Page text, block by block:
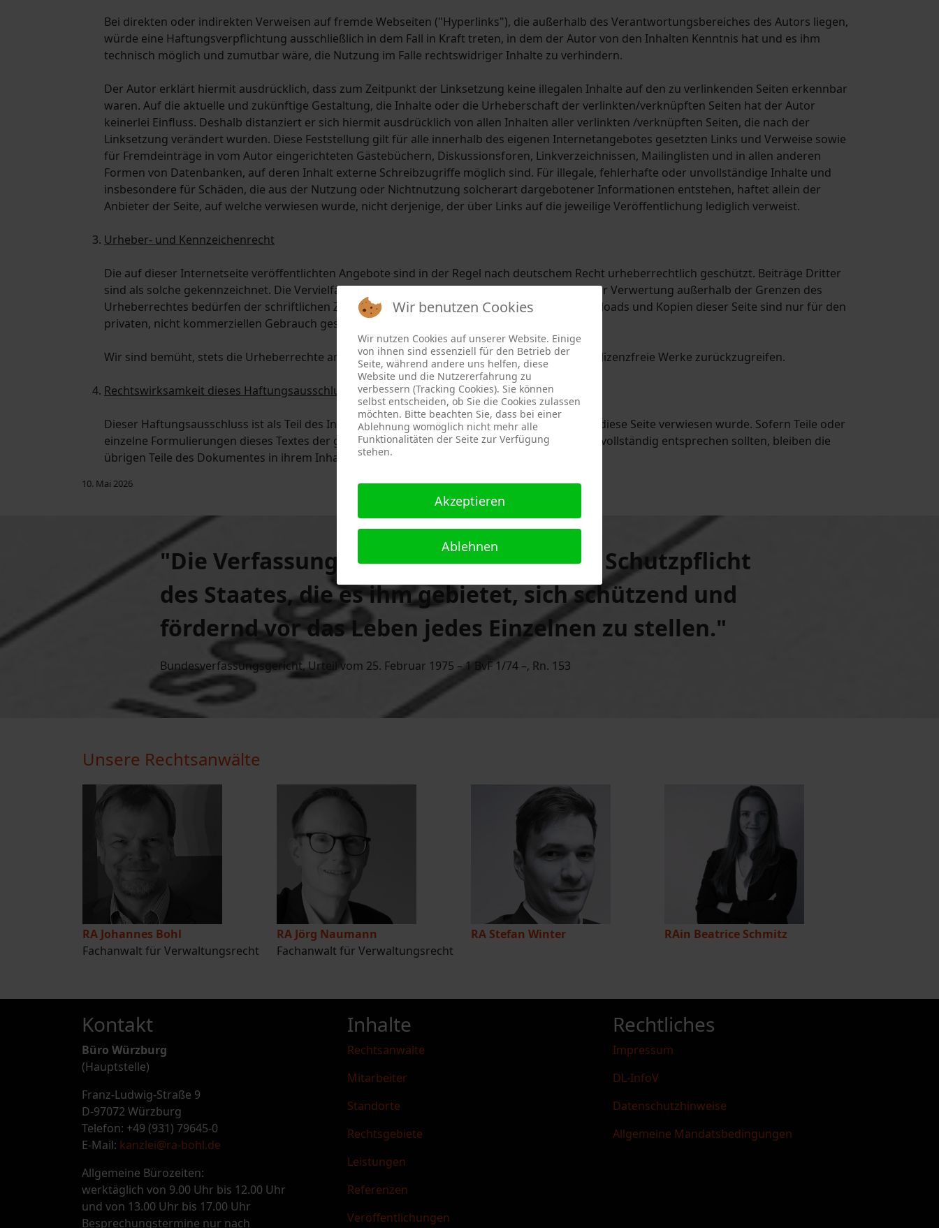
Bei direkten oder indirekten Verweisen auf fremde Webseiten ("Hyperlinks"), die außerhalb des Verantwortungsbereiches des Autors liegen,
würde eine Haftungsverpflichtung ausschließlich in dem Fall in Kraft treten, in dem der Autor von den Inhalten Kenntnis hat und es ihm
technisch möglich und zumutbar wäre, die Nutzung im Falle rechtswidriger Inhalte zu verhindern.
Der Autor erklärt hiermit ausdrücklich, dass zum Zeitpunkt der Linksetzung keine illegalen Inhalte auf den zu verlinkenden Seiten erkennbar
waren. Auf die aktuelle und zukünftige Gestaltung, die Inhalte oder die Urheberschaft der verlinkten/verknüpften Seiten hat der Autor
keinerlei Einfluss. Deshalb distanziert er sich hiermit ausdrücklich von allen Inhalten aller verlinkten /verknüpften Seiten, die nach der
Linksetzung verändert wurden. Diese Feststellung gilt für alle innerhalb des eigenen Internetangebotes gesetzten Links und Verweise sowie
für Fremdeinträge in vom Autor eingerichteten Gästebüchern, Diskussionsforen, Linkverzeichnissen, Mailinglisten und in allen anderen
Formen von Datenbanken, auf deren Inhalt externe Schreibzugriffe möglich sind. Für illegale, fehlerhafte oder unvollständige Inhalte und
insbesondere für Schäden, die aus der Nutzung oder Nichtnutzung solcherart dargebotener Informationen entstehen, haftet allein der
Anbieter der Seite, auf welche verwiesen wurde, nicht derjenige, der über Links auf die jeweilige Veröffentlichung lediglich verweist.
Urheber- und Kennzeichenrecht
Die auf dieser Internetseite veröffentlichten Angebote sind in der Regel nach deutschem Recht urheberrechtlich geschützt. Beiträge Dritter
sind als solche gekennzeichnet. Die Vervielfältigung, Bearbeitung, Verbreitung und jede Art der Verwertung außerhalb der Grenzen des
Urheberrechtes bedürfen der schriftlichen Zustimmung des jeweiligen Rechtsinhabers. Downloads und Kopien dieser Seite sind nur für den
privaten, nicht kommerziellen Gebrauch gestattet.
Wir sind bemüht, stets die Urheberrechte anderer zu beachten bzw. auf selbst erstellte sowie lizenzfreie Werke zurückzugreifen.
Rechtswirksamkeit dieses Haftungsausschlusses
Dieser Haftungsausschluss ist als Teil des Internetangebotes zu betrachten, von dem aus auf diese Seite verwiesen wurde. Sofern Teile oder
einzelne Formulierungen dieses Textes der geltenden Rechtslage nicht, nicht mehr oder nicht vollständig entsprechen sollten, bleiben die
übrigen Teile des Dokumentes in ihrem Inhalt und ihrer Gültigkeit davon unberührt.
10. Mai 2026
"Die Verfassung begründet auch ... eine Schutzpflicht
des Staates, die es ihm gebietet, sich schützend und
fördernd vor das Leben jedes Einzelnen zu stellen."
Bundesverfassungsgericht, Urteil vom 25. Februar 1975 – 1 BvF 1/74 –, Rn. 153
Unsere Rechtsanwälte
RA Johannes Bohl
Fachanwalt für Verwaltungsrecht
RA Jörg Naumann
Fachanwalt für Verwaltungsrecht
RA Stefan Winter RAin Beatrice Schmitz
Kontakt
Büro Würzburg
(Hauptstelle)
Franz-Ludwig-Straße 9
D-97072 Würzburg
Telefon: +49 (931) 79645-0
E-Mail: kanzlei@ra-bohl.de
Allgemeine Bürozeiten:
werktäglich von 9.00 Uhr bis 12.00 Uhr
und von 13.00 Uhr bis 17.00 Uhr
Besprechungstermine nur nach
Inhalte
Rechtsanwälte
Mitarbeiter
Standorte
Rechtsgebiete
Leistungen
Referenzen
Veröffentlichungen
Rechtliches
Impressum
DL-InfoV
Datenschutzhinweise
Allgemeine Mandatsbedingungen
Wir benutzen Cookies
Wir nutzen Cookies auf unserer Website. Einige
von ihnen sind essenziell für den Betrieb der
Seite, während andere uns helfen, diese
Website und die Nutzererfahrung zu
verbessern (Tracking Cookies). Sie können
selbst entscheiden, ob Sie die Cookies zulassen
möchten. Bitte beachten Sie, dass bei einer
Ablehnung womöglich nicht mehr alle
Funktionalitäten der Seite zur Verfügung
stehen.
Akzeptieren
Ablehnen